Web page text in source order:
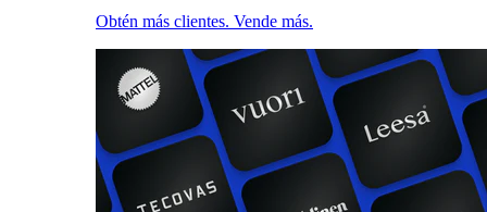
Obtén más clientes. Vende más.